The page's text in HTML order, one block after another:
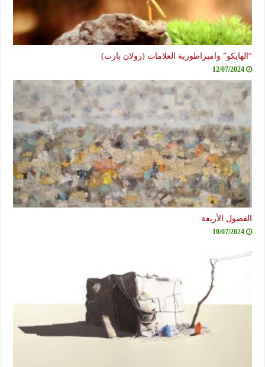
“الهايكو” وامبراطورية العلامات (رولان بارت)
12/07/2024
الفصول الأربعة
10/07/2024